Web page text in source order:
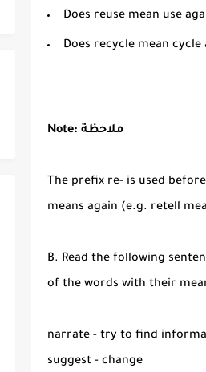
Does reuse mean use
Does recycle mean cycle
Note: ملاحظة
The prefix re- is used
means again (e.g. retell
B. Read the following
of the words with their
narrate - try to find
suggest - change